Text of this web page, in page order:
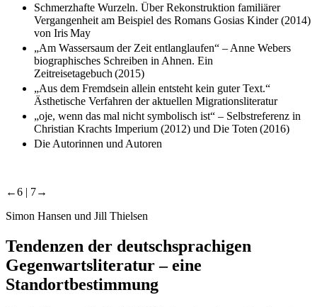
Schmerzhafte Wurzeln. Über Rekonstruktion familiärer
Vergangenheit am Beispiel des Romans Gosias Kinder (2014)
von Iris May
„Am Wassersaum der Zeit entlanglaufen“ – Anne Webers
biographisches Schreiben in Ahnen. Ein
Zeitreisetagebuch (2015)
„Aus dem Fremdsein allein entsteht kein guter Text.“
Ästhetische Verfahren der aktuellen Migrationsliteratur
„oje, wenn das mal nicht symbolisch ist“ – Selbstreferenz in
Christian Krachts Imperium (2012) und Die Toten (2016)
Die Autorinnen und Autoren
←6 | 7→
Simon Hansen und Jill Thielsen
Tendenzen der deutschsprachigen
Gegenwartsliteratur – eine
Standortbestimmung